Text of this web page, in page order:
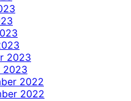
2023
2023
2022
2022